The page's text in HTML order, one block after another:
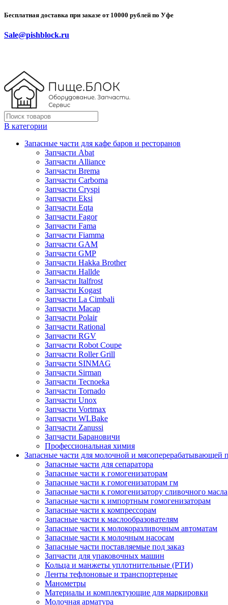
Бесплатная доставка при заказе от 10000 рублей по Уфе
Sale@pishblock.ru
В категории
Запасные части для кафе баров и ресторанов
Запчасти Abat
Запчасти Alliance
Запчасти Brema
Запчасти Carboma
Запчасти Cryspi
Запчасти Eksi
Запчасти Eqta
Запчасти Fagor
Запчасти Fama
Запчасти Fiamma
Запчасти GAM
Запчасти GMP
Запчасти Hakka Brother
Запчасти Hallde
Запчасти Italfrost
Запчасти Kogast
Запчасти La Cimbali
Запчасти Macap
Запчасти Polair
Запчасти Rational
Запчасти RGV
Запчасти Robot Coupe
Запчасти Roller Grill
Запчасти SINMAG
Запчасти Sirman
Запчасти Tecnoeka
Запчасти Tornado
Запчасти Unox
Запчасти Vortmax
Запчасти WLBake
Запчасти Zanussi
Запчасти Барановичи
Профессиональная химия
Запасные части для молочной и мясоперерабатывающей
Запасные части для сепаратора
Запасные части к гомогенизаторам
Запасные части к гомогенизаторам гм
Запасные части к гомогенизатору сливочного масла
Запасные части к импортным гомогенизаторам
Запасные части к компрессорам
Запасные части к маслообразователям
Запасные части к молокоразливочным автоматам
Запасные части к молочным насосам
Запасные части поставляемые под заказ
Запчасти для упаковочных машин
Кольца и манжеты уплотнительные (РТИ)
Ленты тефлоновые и транспортерные
Манометры
Материалы и комплектующие для маркировки
Молочная арматура